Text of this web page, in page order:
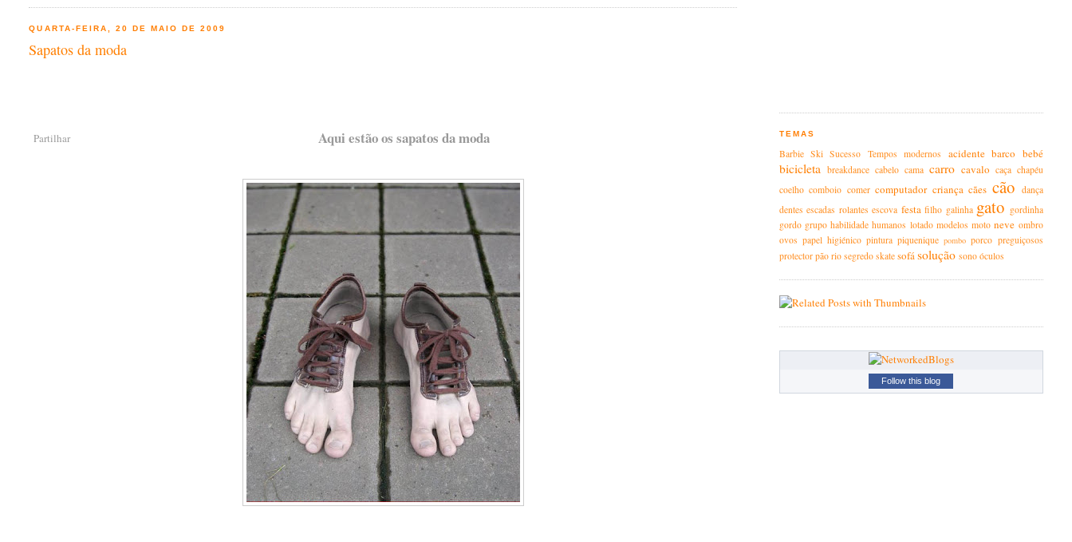
QUARTA-FEIRA, 20 DE MAIO DE 2009
Sapatos da moda
Partilhar Aqui estão os sapatos da moda TEMAS
Barbie Ski Sucesso Tempos modernos acidente barco bebé
bicicleta breakdance cabelo cama carro cavalo caça chapéu
coelho comboio comer computador criança cães cão dança
dentes escadas rolantes escova festa filho galinha gato gordinha
gordo grupo habilidade humanos lotado modelos moto neve ombro
ovos papel higiénico pintura piquenique pombo porco preguiçosos
protector pão rio segredo skate sofásolução sono óculos
Follow this blog